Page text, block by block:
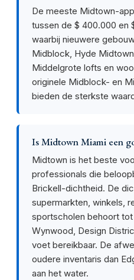
De meeste Midtown-
tussen de $ 400.000 en
waarbij nieuwere
Midblock, Hyde
Middelgrote lofts en
originele Midblock- en
bieden de sterkste
Is Midtown Miami een
Midtown is het beste
professionals die
Brickell-dichtheid. De
supermarkten, winkels,
sportscholen behoort
Wynwood, Design
voet bereikbaar. De
oudere inventaris dan
aan het water.